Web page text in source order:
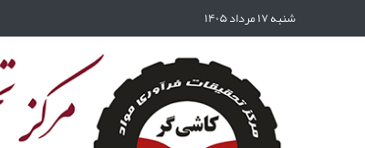
شنبه ۱۷ مرداد ۱۴۰۵